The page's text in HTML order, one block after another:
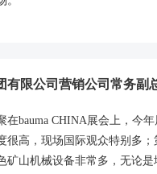
有限公司营销公司常务副
在bauma CHINA展会上，今
很高，现场国际观众特别多
矿山机械设备非常多，无论